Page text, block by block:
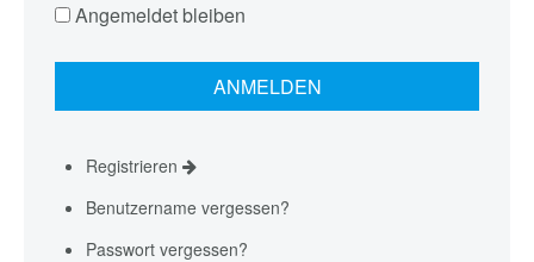
Angemeldet bleiben
Registrieren
Benutzername vergessen?
Passwort vergessen?